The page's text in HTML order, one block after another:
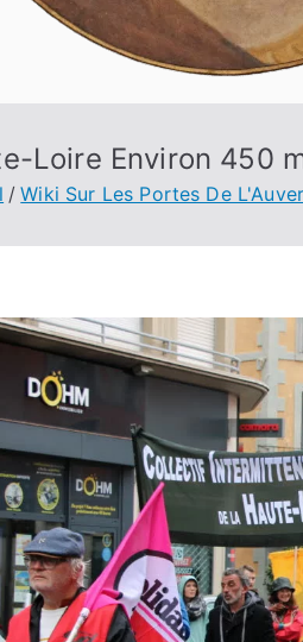
Loire Environ 450
Wiki Sur Les Portes De